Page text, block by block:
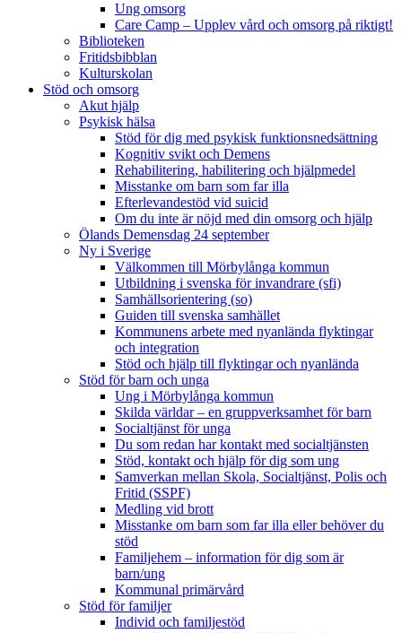
Ung omsorg
Care Camp – Upplev vård och omsorg på riktigt!
Biblioteken
Fritidsbibblan
Kulturskolan
Stöd och omsorg
Akut hjälp
Psykisk hälsa
Stöd för dig med psykisk funktionsnedsättning
Kognitiv svikt och Demens
Rehabilitering, habilitering och hjälpmedel
Misstanke om barn som far illa
Efterlevandestöd vid suicid
Om du inte är nöjd med din omsorg och hjälp
Ölands Demensdag 24 september
Ny i Sverige
Välkommen till Mörbylånga kommun
Utbildning i svenska för invandrare (sfi)
Samhällsorientering (so)
Guiden till svenska samhället
Kommunens arbete med nyanlända flyktingar
och integration
Stöd och hjälp till flyktingar och nyanlända
Stöd för barn och unga
Ung i Mörbylånga kommun
Skilda världar – en gruppverksamhet för barn
Socialtjänst för unga
Du som redan har kontakt med socialtjänsten
Stöd, kontakt och hjälp för dig som ung
Samverkan mellan Skola, Socialtjänst, Polis och
Fritid (SSPF)
Medling vid brott
Misstanke om barn som far illa eller behöver du
stöd
Familjehem – information för dig som är
barn/ung
Kommunal primärvård
Stöd för familjer
Individ och familjestöd